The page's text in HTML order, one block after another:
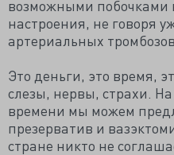
возможными побочками
настроения, не говоря
артериальных тромбозов
Это деньги, это время,
слезы, нервы, страхи.
времени мы можем
презерватив и
стране никто не